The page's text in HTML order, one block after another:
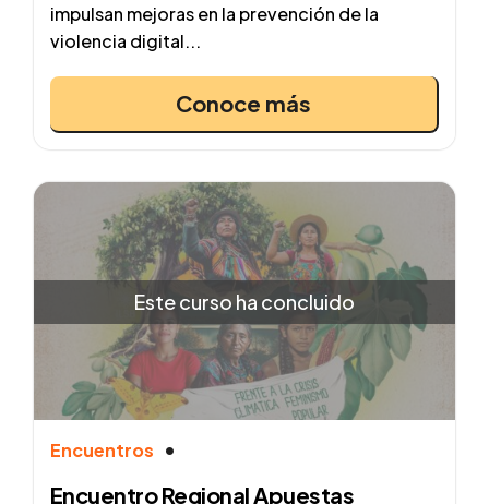
impulsan mejoras en la prevención de la
violencia digital...
Conoce más
Este curso ha concluido
Encuentro Regional Apuestas
Encuentros